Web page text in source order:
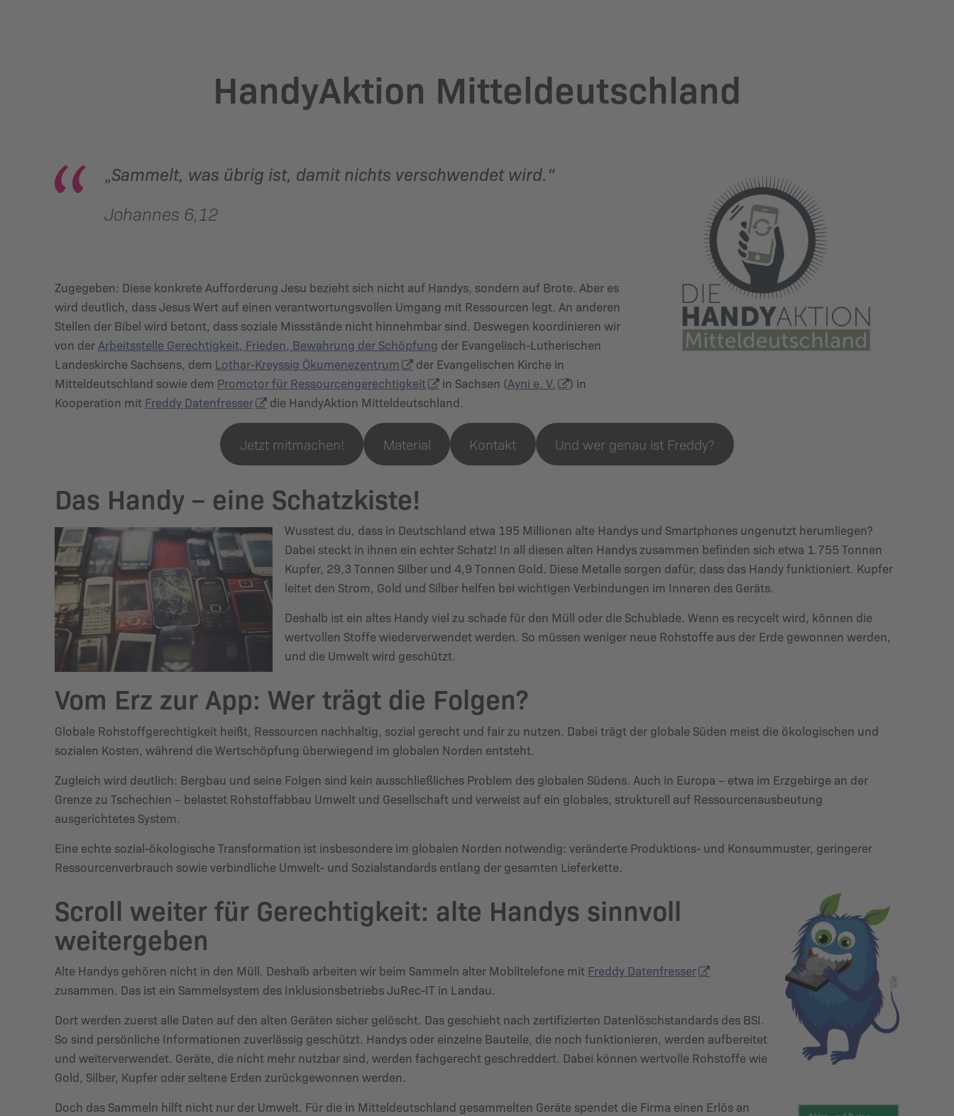
HandyAktion Mitteldeutschland
„Sammelt, was übrig ist, damit nichts verschwendet wird.“
Johannes 6,12
Zugegeben: Diese konkrete Aufforderung Jesu bezieht sich nicht auf Handys, sondern auf Brote. Aber es
wird deutlich, dass Jesus Wert auf einen verantwortungsvollen Umgang mit Ressourcen legt. An anderen
Stellen der Bibel wird betont, dass soziale Missstände nicht hinnehmbar sind. Deswegen koordinieren wir
von der Arbeitsstelle Gerechtigkeit, Frieden, Bewahrung der Schöpfung der Evangelisch-Lutherischen
Landeskirche Sachsens, dem Lothar-Kreyssig Ökumenezentrum
der Evangelischen Kirche in
Mitteldeutschland sowie dem Promotor für Ressourcengerechtigkeit in Sachsen (Ayni e. V.
) in
Kooperation mit Freddy Datenfresser die HandyAktion Mitteldeutschland.
Jetzt mitmachen! Material Kontakt Und wer genau ist Freddy?
Das Handy – eine Schatzkiste!
Wusstest du, dass in Deutschland etwa 195 Millionen alte Handys und Smartphones ungenutzt herumliegen?
Dabei steckt in ihnen ein echter Schatz! In all diesen alten Handys zusammen befinden sich etwa 1.755 Tonnen
Kupfer, 29,3 Tonnen Silber und 4,9 Tonnen Gold. Diese Metalle sorgen dafür, dass das Handy funktioniert. Kupfer
leitet den Strom, Gold und Silber helfen bei wichtigen Verbindungen im Inneren des Geräts.
Deshalb ist ein altes Handy viel zu schade für den Müll oder die Schublade. Wenn es recycelt wird, können die
wertvollen Stoffe wiederverwendet werden. So müssen weniger neue Rohstoffe aus der Erde gewonnen werden,
und die Umwelt wird geschützt.
Vom Erz zur App: Wer trägt die Folgen?
Globale Rohstoffgerechtigkeit heißt, Ressourcen nachhaltig, sozial gerecht und fair zu nutzen. Dabei trägt der globale Süden meist die ökologischen und
sozialen Kosten, während die Wertschöpfung überwiegend im globalen Norden entsteht.
Zugleich wird deutlich: Bergbau und seine Folgen sind kein ausschließliches Problem des globalen Südens. Auch in Europa – etwa im Erzgebirge an der
Grenze zu Tschechien – belastet Rohstoffabbau Umwelt und Gesellschaft und verweist auf ein globales, strukturell auf Ressourcenausbeutung
ausgerichtetes System.
Eine echte sozial-ökologische Transformation ist insbesondere im globalen Norden notwendig: veränderte Produktions- und Konsummuster, geringerer
Ressourcenverbrauch sowie verbindliche Umwelt- und Sozialstandards entlang der gesamten Lieferkette.
Scroll weiter für Gerechtigkeit: alte Handys sinnvoll
weitergeben
Alte Handys gehören nicht in den Müll. Deshalb arbeiten wir beim Sammeln alter Mobiltelefone mit Freddy Datenfresser
zusammen. Das ist ein Sammelsystem des Inklusionsbetriebs JuRec-IT in Landau.
Dort werden zuerst alle Daten auf den alten Geräten sicher gelöscht. Das geschieht nach zertifizierten Datenlöschstandards des BSI.
So sind persönliche Informationen zuverlässig geschützt. Handys oder einzelne Bauteile, die noch funktionieren, werden aufbereitet
und weiterverwendet. Geräte, die nicht mehr nutzbar sind, werden fachgerecht geschreddert. Dabei können wertvolle Rohstoffe wie
Gold, Silber, Kupfer oder seltene Erden zurückgewonnen werden.
Doch das Sammeln hilft nicht nur der Umwelt. Für die in Mitteldeutschland gesammelten Geräte spendet die Firma einen Erlös an